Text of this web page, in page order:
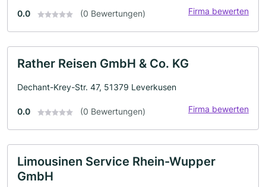
0.0 (0 Bewertungen) Firma bewerten
Rather Reisen GmbH & Co. KG
Dechant-Krey-Str. 47, 51379 Leverkusen
0.0 (0 Bewertungen) Firma bewerten
Limousinen Service Rhein-Wupper
GmbH